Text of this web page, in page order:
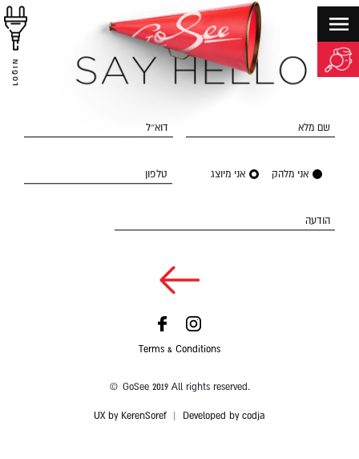
LOGIN
שם מלא דוא״ל
אני מלהק אני מיוצג טלפון
הודעה
Terms & Conditions
© GoSee 2019 All rights reserved.
UX by KerenSoref Developed by codja